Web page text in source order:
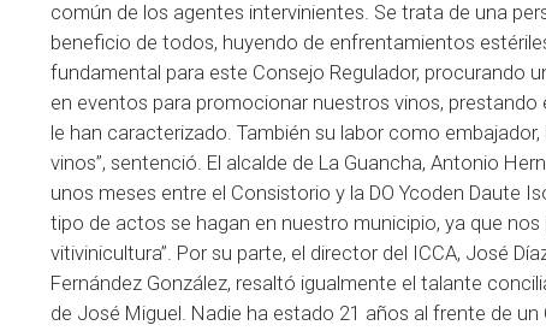
común de los agentes intervinientes. Se trata de una
beneficio de todos, huyendo de enfrentamientos
fundamental para este Consejo Regulador, procurando
en eventos para promocionar nuestros vinos,
le han caracterizado. También su labor como
vinos”, sentenció. El alcalde de La Guancha, Antonio
unos meses entre el Consistorio y la DO Ycoden Daute
tipo de actos se hagan en nuestro municipio, ya que
vitivinicultura”. Por su parte, el director del ICCA, José
Fernández González, resaltó igualmente el talante
de José Miguel. Nadie ha estado 21 años al frente de